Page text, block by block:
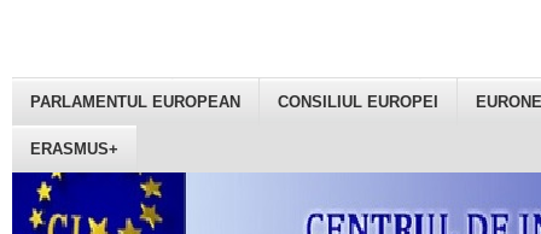
PARLAMENTUL EUROPEAN CONSILIUL EUROPEI
ERASMUS+